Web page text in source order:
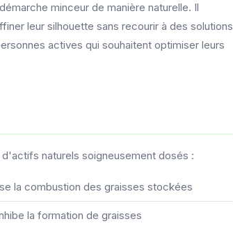
minceur de manière naturelle. Il
leur silhouette sans recourir à des solutions
actives qui souhaitent optimiser leurs
naturels soigneusement dosés :
la combustion des graisses stockées
la formation de graisses